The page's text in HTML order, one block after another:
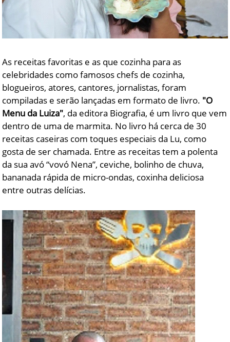
As receitas favoritas e as que cozinha para as
celebridades como famosos chefs de cozinha,
blogueiros, atores, cantores, jornalistas, foram
compiladas e serão lançadas em formato de livro. "O
Menu da Luiza", da editora Biografia, é um livro que vem
dentro de uma de marmita. No livro há cerca de 30
receitas caseiras com toques especiais da Lu, como
gosta de ser chamada. Entre as receitas tem a polenta
da sua avó “vovó Nena”, ceviche, bolinho de chuva,
bananada rápida de micro-ondas, coxinha deliciosa
entre outras delícias.